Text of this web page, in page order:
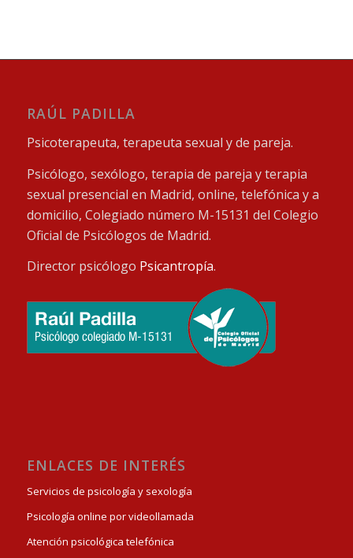
RAÚL PADILLA
Psicoterapeuta, terapeuta sexual y de pareja.
Psicólogo, sexólogo, terapia de pareja y terapia
sexual presencial en Madrid, online, telefónica y a
domicilio, Colegiado número M-15131 del Colegio
Oficial de Psicólogos de Madrid.
Director psicólogo Psicantropía.
ENLACES DE INTERÉS
Servicios de psicología y sexología
Psicología online por videollamada
Atención psicológica telefónica